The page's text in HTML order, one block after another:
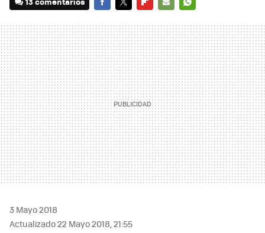
MAIL
3 Mayo 2018
Actualizado 22 Mayo 2018, 21:55